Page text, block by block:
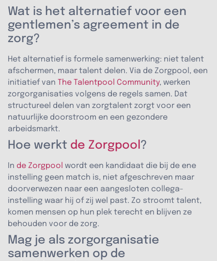
Wat is het alternatief voor een
gentlemen’s agreement in de
zorg?
Het alternatief is formele samenwerking: niet talent
afschermen, maar talent delen. Via de Zorgpool, een
initiatief van The Talentpool Community, werken
zorgorganisaties volgens de regels samen. Dat
structureel delen van zorgtalent zorgt voor een
natuurlijke doorstroom en een gezondere
arbeidsmarkt.
Hoe werkt de Zorgpool?
In de Zorgpool wordt een kandidaat die bij de ene
instelling geen match is, niet afgeschreven maar
doorverwezen naar een aangesloten collega-
instelling waar hij of zij wel past. Zo stroomt talent,
komen mensen op hun plek terecht en blijven ze
behouden voor de zorg.
Mag je als zorgorganisatie
samenwerken op de